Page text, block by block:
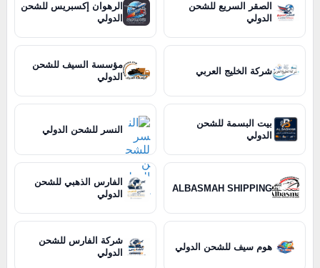
الصقر السريع للشحن
الدولي
الرهوان إكسبريس للشحن
الدولي
شركة الخليج العربي
مؤسسة السيف للشحن
الدولي
بيت البسمة للشحن
الدولي
النسر للشحن الدولي
ALBASMAH SHIPPING
الفارس الذهبي للشحن
الدولي
هوم سيف للشحن الدولي
شركة الفارس للشحن
الدولي